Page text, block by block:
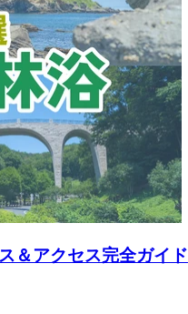
＆アクセス完全ガイド